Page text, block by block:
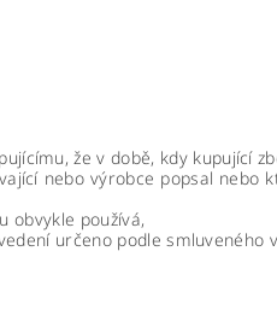
že v době, kdy kupující
nebo výrobce popsal nebo
obvykle používá,
určeno podle smluveného